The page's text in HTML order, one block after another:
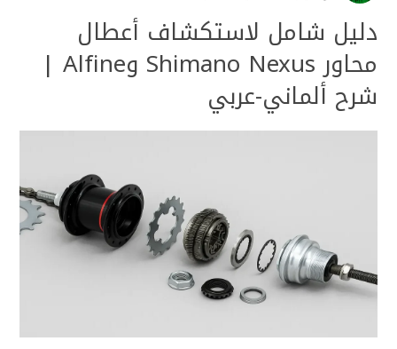
دليل شامل لاستكشاف أعطال
محاور Shimano Nexus وAlfine |
شرح ألماني-عربي